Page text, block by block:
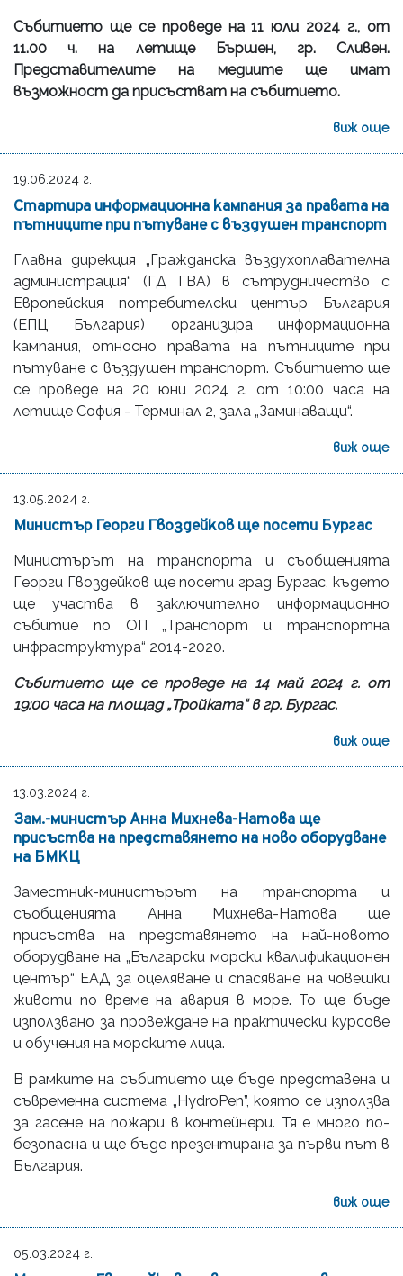
Събитието ще се проведе на 11 юли 2024 г., от
11.00 ч. на летище Бършен, гр. Сливен.
Представителите на медиите ще имат
възможност да присъстват на събитието.
виж още
19.06.2024 г.
Стартира информационна кампания за правата на
пътниците при пътуване с въздушен транспорт
Главна дирекция „Гражданска въздухоплавателна
администрация“ (ГД ГВА) в сътрудничество с
Европейския потребителски център България
(ЕПЦ България) организира информационна
кампания, относно правата на пътниците при
пътуване с въздушен транспорт. Събитието ще
се проведе на 20 юни 2024 г. от 10:00 часа на
летище София - Терминал 2, зала „Заминаващи“.
виж още
13.05.2024 г.
Министър Георги Гвоздейков ще посети Бургас
Министърът на транспорта и съобщенията
Георги Гвоздейков ще посети град Бургас, където
ще участва в заключително информационно
събитие по ОП „Транспорт и транспортна
инфраструктура“ 2014-2020.
Събитието ще се проведе на 14 май 2024 г. от
19:00 часа на площад „Тройката“ в гр. Бургас.
виж още
13.03.2024 г.
Зам.-министър Анна Михнева-Натова ще
присъства на представянето на ново оборудване
на БМКЦ
Заместник-министърът на транспорта и
съобщенията Анна Михнева-Натова ще
присъства на представянето на най-новото
оборудване на „Български морски квалификационен
център“ ЕАД за оцеляване и спасяване на човешки
животи по време на авария в море. То ще бъде
използвано за провеждане на практически курсове
и обучения на морските лица.
В рамките на събитието ще бъде представена и
съвременна система „HydroPen”, която се използва
за гасене на пожари в контейнери. Тя е много по-
безопасна и ще бъде презентирана за първи път в
България.
виж още
05.03.2024 г.